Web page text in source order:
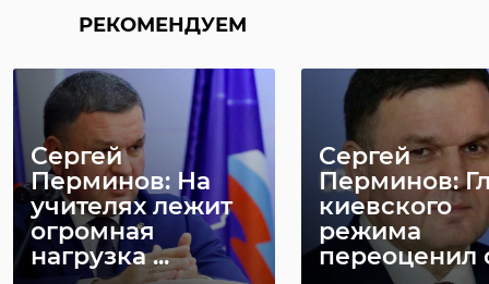
РЕКОМЕНДУЕМ
Сергей
Перминов: На
учителях лежит
огромная
нагрузка ...
Сергей
Перминов:
киевского
режима
переоценил